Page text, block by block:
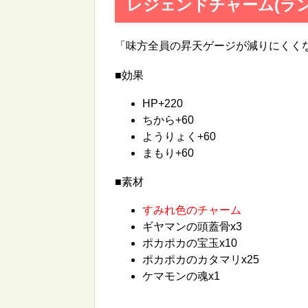
レジェンドチャーム(ラ
「味方全員の昇天ゲージが減りにくく
■効果
HP+220
ちから+60
ようりょく+60
まもり+60
■素材
すみれ色のチャーム
ギヤマンの頭蓋骨x3
ポカポカの宝玉x10
ポカポカのカタマリx25
ケマモンの魂x1